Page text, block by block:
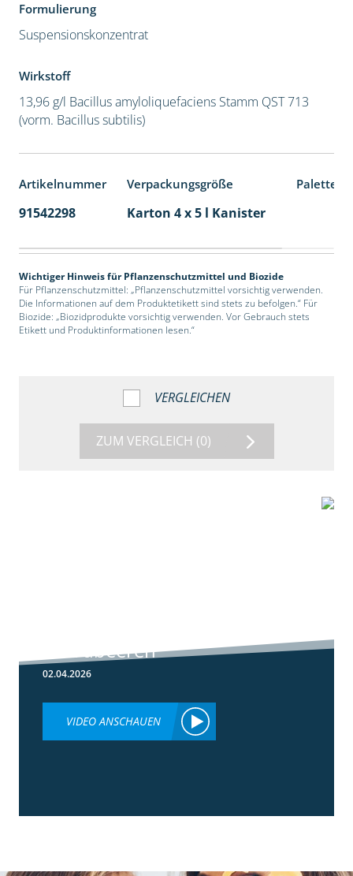
Formulierung
Suspensionskonzentrat
Wirkstoff
13,96 g/l Bacillus amyloliquefaciens Stamm QST 713
(vorm. Bacillus subtilis)
Artikelnummer Verpackungsgröße
91542298 Karton 4 x 5 l Kanister
Wichtiger Hinweis für Pflanzenschutzmittel und Biozide
Für Pflanzenschutzmittel: „Pflanzenschutzmittel vorsichtig verwenden.
Die Informationen auf dem Produktetikett sind stets zu befolgen.“ Für
Biozide: „Biozidprodukte vorsichtig verwenden. Vor Gebrauch stets
Etikett und Produktinformationen lesen.“
VERGLEICHEN
ZUM VERGLEICH (0)
in Erdbeeren
02.04.2026
VIDEO ANSCHAUEN